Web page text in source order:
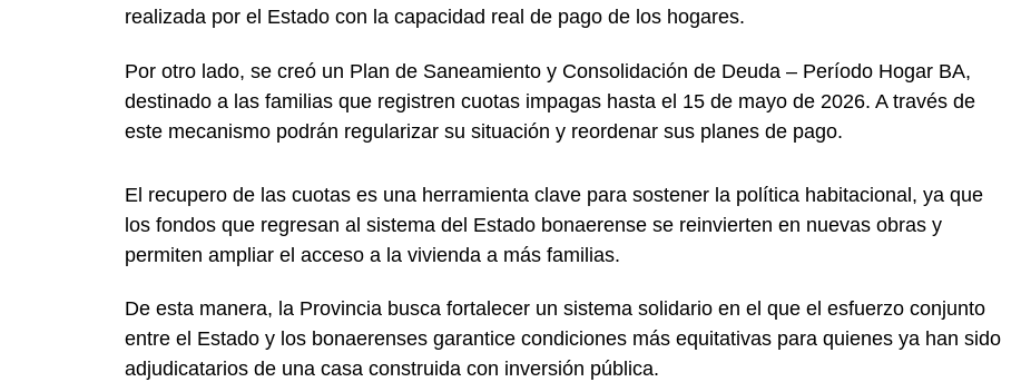
realizada por el Estado con la capacidad real de pago de los hogares.
Por otro lado, se creó un Plan de Saneamiento y Consolidación de Deuda – Período Hogar BA,
destinado a las familias que registren cuotas impagas hasta el 15 de mayo de 2026. A través de
este mecanismo podrán regularizar su situación y reordenar sus planes de pago.
El recupero de las cuotas es una herramienta clave para sostener la política habitacional, ya que
los fondos que regresan al sistema del Estado bonaerense se reinvierten en nuevas obras y
permiten ampliar el acceso a la vivienda a más familias.
De esta manera, la Provincia busca fortalecer un sistema solidario en el que el esfuerzo conjunto
entre el Estado y los bonaerenses garantice condiciones más equitativas para quienes ya han sido
adjudicatarios de una casa construida con inversión pública.